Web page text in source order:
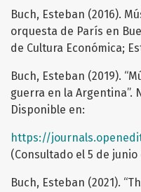
Buch, Esteban (2016).
orquesta de París en
de Cultura Económica;
Buch, Esteban (2019).
guerra en la Argentina”.
Disponible en:
https://
(Consultado el 5 de junio
Buch, Esteban (2021).